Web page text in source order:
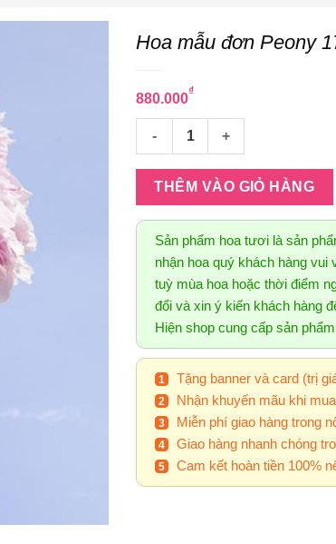
Hoa mẫu đơn Peony
880.000₫
Hoa mẫu đơn Peony 17 số lượng
THÊM VÀO GIỎ HÀNG
Sản phẩm hoa tươi là sản
nhận hoa quý khách hàng
tuỳ mùa hoa hoặc thời điểm
đổi và xin ý kiến khách hàng
Hiện shop cung cấp sản
Tặng banner và card (trị
Nhận khuyến mãu khi
Miễn phí giao hàng trong
Giao hàng nhanh chóng
Cam kết hoàn tiền 100%